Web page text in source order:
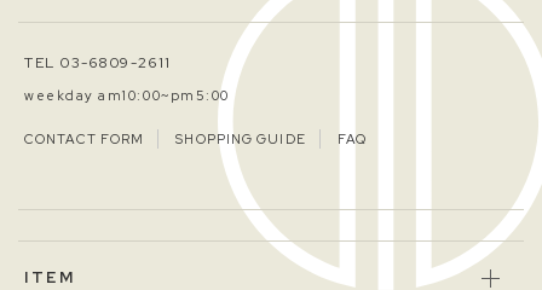
TEL 03-6809-2611
weekday am10:00~pm5:00
CONTACT FORM SHOPPING GUIDE FAQ
ITEM